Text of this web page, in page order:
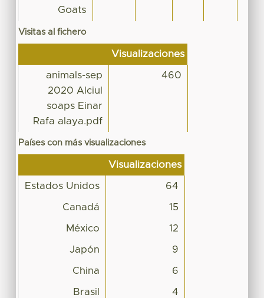
Goats
Visitas al fichero
Visualizaciones
animals-sep
2020 Alciul
soaps Einar
Rafa alaya.pdf
460
Países con más visualizaciones
Visualizaciones
Estados Unidos 64
Canadá 15
México 12
Japón 9
China 6
Brasil 4